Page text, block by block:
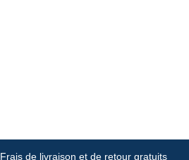
Frais de livraison et de retour gratuits